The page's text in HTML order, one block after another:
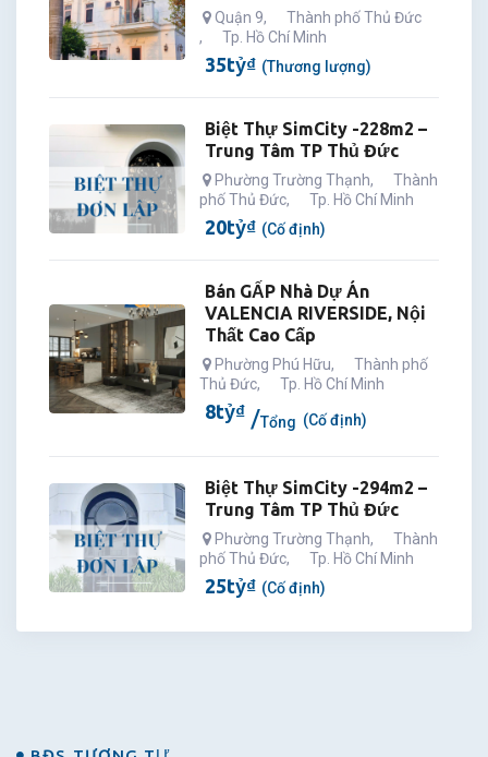
Quận 9,
Thành phố Thủ Đức
,
Tp. Hồ Chí Minh
35tỷ₫ (Thương lượng)
Biệt Thự SimCity -228m2 –
Trung Tâm TP Thủ Đức
Phường Trường Thạnh,
Thành
phố Thủ Đức, Tp. Hồ Chí Minh
20tỷ₫ (Cố định)
Bán GẤP Nhà Dự Án
VALENCIA RIVERSIDE, Nội
Thất Cao Cấp
Phường Phú Hữu,
Thành phố
Thủ Đức, Tp. Hồ Chí Minh
8tỷ₫ Tổng (Cố định)
Biệt Thự SimCity -294m2 –
Trung Tâm TP Thủ Đức
Phường Trường Thạnh,
Thành
phố Thủ Đức, Tp. Hồ Chí Minh
25tỷ₫ (Cố định)